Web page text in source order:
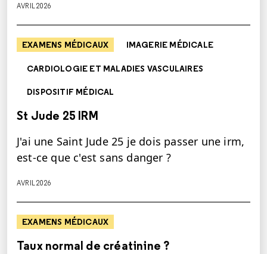
AVRIL 2026
EXAMENS MÉDICAUX IMAGERIE MÉDICALE
CARDIOLOGIE ET MALADIES VASCULAIRES
DISPOSITIF MÉDICAL
St Jude 25 IRM
J'ai une Saint Jude 25 je dois passer une irm,
est-ce que c'est sans danger ?
AVRIL 2026
EXAMENS MÉDICAUX
Taux normal de créatinine ?